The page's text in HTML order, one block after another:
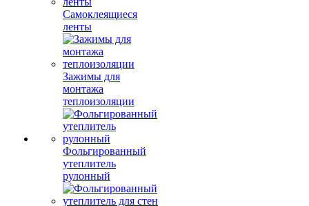
Самоклеящиеся
ленты
Зажимы для
монтажа
теплоизоляции
Фольгированный
утеплитель
рулонный